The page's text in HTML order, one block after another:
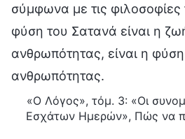
σύμφωνα με τις
φύση του Σατανά είναι η
ανθρωπότητας, είναι η
ανθρωπότητας.
«Ο Λόγος», τόμ. 3: «Οι
Εσχάτων Ημερών», Πώς να